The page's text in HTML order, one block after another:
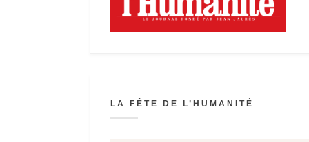
LA FÊTE DE L’HUMANITÉ